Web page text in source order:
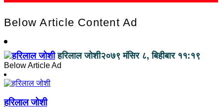
Below Article Content Ad
हरिलाल जोशी२०७९ मंसिर ८, बिहीबार ११:१९
Below Article Ad
हरिलाल जोशी